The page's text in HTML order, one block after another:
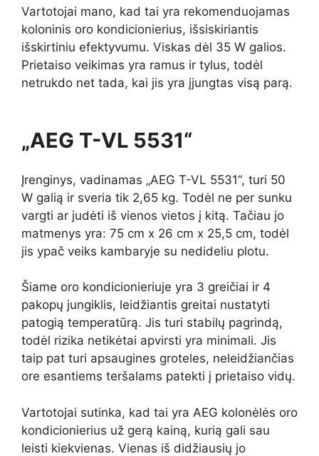
Vartotojai mano, kad tai yra rekomenduojamas
koloninis oro kondicionierius, išsiskiriantis
išskirtiniu efektyvumu. Viskas dėl 35 W galios.
Prietaiso veikimas yra ramus ir tylus, todėl
netrukdo net tada, kai jis yra įjungtas visą parą.
„AEG T-VL 5531“
Įrenginys, vadinamas „AEG T-VL 5531“, turi 50
W galią ir sveria tik 2,65 kg. Todėl ne per sunku
vargti ar judėti iš vienos vietos į kitą. Tačiau jo
matmenys yra: 75 cm x 26 cm x 25,5 cm, todėl
jis ypač veiks kambaryje su nedideliu plotu.
Šiame oro kondicionieriuje yra 3 greičiai ir 4
pakopų jungiklis, leidžiantis greitai nustatyti
patogią temperatūrą. Jis turi stabilų pagrindą,
todėl rizika netikėtai apvirsti yra minimali. Jis
taip pat turi apsaugines groteles, neleidžiančias
ore esantiems teršalams patekti į prietaiso vidų.
Vartotojai sutinka, kad tai yra AEG kolonėlės oro
kondicionierius už gerą kainą, kurią gali sau
leisti kiekvienas. Vienas iš didžiausių jo